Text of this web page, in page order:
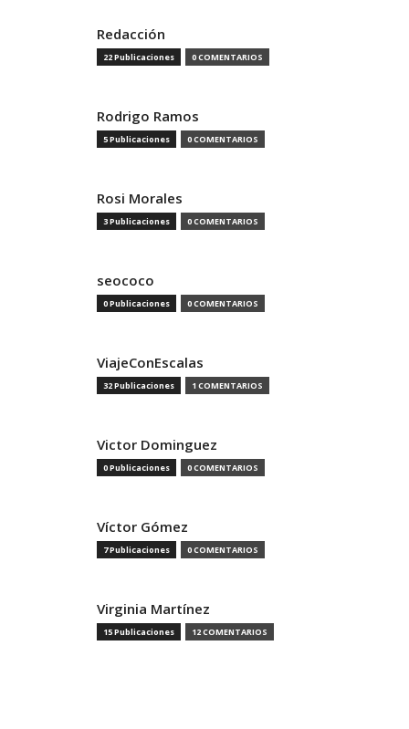
Redacción
22 Publicaciones 0 COMENTARIOS
Rodrigo Ramos
5 Publicaciones 0 COMENTARIOS
Rosi Morales
3 Publicaciones 0 COMENTARIOS
seococo
0 Publicaciones 0 COMENTARIOS
ViajeConEscalas
32 Publicaciones 1 COMENTARIOS
Victor Dominguez
0 Publicaciones 0 COMENTARIOS
Víctor Gómez
7 Publicaciones 0 COMENTARIOS
Virginia Martínez
15 Publicaciones 12 COMENTARIOS